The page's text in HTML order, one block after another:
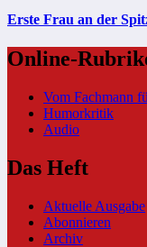
Erste Frau an der
Online-
Vom Fachmann
Humorkritik
Audio
Das Heft
Aktuelle Ausgabe
Abonnieren
Archiv